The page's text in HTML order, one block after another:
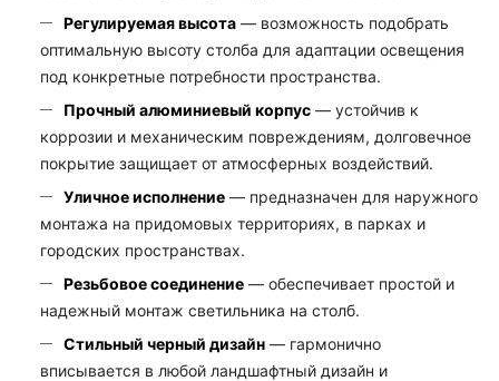
Регулируемая высота — возможность подобрать
оптимальную высоту столба для адаптации освещения
под конкретные потребности пространства.
Прочный алюминиевый корпус — устойчив к
коррозии и механическим повреждениям, долговечное
покрытие защищает от атмосферных воздействий.
Уличное исполнение — предназначен для наружного
монтажа на придомовых территориях, в парках и
городских пространствах.
Резьбовое соединение — обеспечивает простой и
надежный монтаж светильника на столб.
Стильный черный дизайн — гармонично
вписывается в любой ландшафтный дизайн и